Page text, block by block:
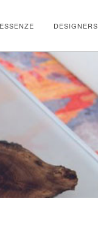
ESSENZE DESIGNERS